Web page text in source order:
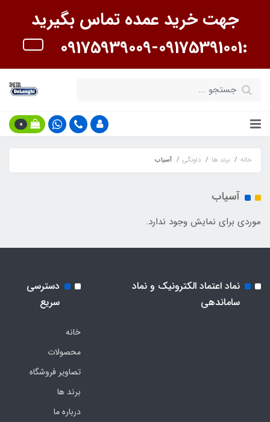
جهت خرید عمده تماس بگیرید
:09175391001-09175939009
0
خانه برند ها دلونگی آسیاب
آسیاب
موردی برای نمایش وجود ندارد.
نماد اعتماد الکترونیک و نماد
ساماندهی
دسترسی
سریع
خانه
محصولات
تصاویر فروشگاه
برند ها
درباره ما